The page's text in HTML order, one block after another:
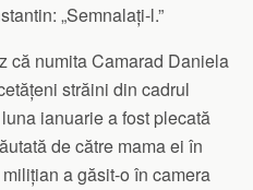
„Semnalați-l.”
că numita Camarad Daniela
străini din cadrul
ianuarie a fost plecată
de către mama ei în
a găsit-o în camera